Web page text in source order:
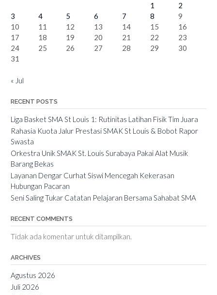
1
2
3
4 5 6 7 8
9
10
11 12 13 14 15
16
17
18 19 20 21 22
23
24
25 26 27 28 29
30
31
« Jul
RECENT POSTS
Liga Basket SMA St Louis 1: Rutinitas Latihan Fisik Tim Juara
Rahasia Kuota Jalur Prestasi SMAK St Louis & Bobot Rapor
Swasta
Orkestra Unik SMAK St. Louis Surabaya Pakai Alat Musik
Barang Bekas
Layanan Dengar Curhat Siswi Mencegah Kekerasan
Hubungan Pacaran
Seni Saling Tukar Catatan Pelajaran Bersama Sahabat SMA
RECENT COMMENTS
Tidak ada komentar untuk ditampilkan.
ARCHIVES
Agustus 2026
Juli 2026